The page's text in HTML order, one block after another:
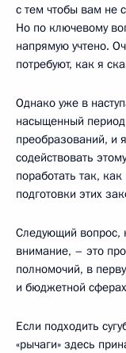
с тем чтобы вам не
Но по ключевому
напрямую учтено.
потребуют, как я
Однако уже в
насыщенный
преобразований, и
содействовать
поработать так,
подготовки этих
Следующий вопрос,
внимание, – это
полномочий, в
и бюджетной
Если подходить
«рычаги» здесь